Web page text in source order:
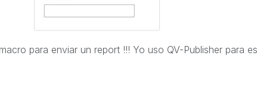
para enviar un report !!! Yo uso QV-Publisher para